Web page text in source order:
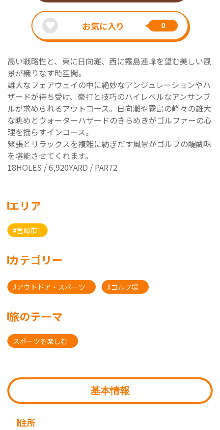
お気に入り 0
高い戦略性と、東に日向灘、西に霧島連峰を望む美しい風
景が織りなす時空間。
雄大なフェアウェイの中に絶妙なアンジュレーションやハ
ザードが待ち受け、豪打と技巧のハイレベルなアンサンブ
ルが求められるアウトコース。日向灘や霧島の峰々の雄大
な眺めとウォーターハザードのきらめきがゴルファーの心
理を揺らすインコース。
緊張とリラックスを複雑に紡ぎだす風景がゴルフの醍醐味
を堪能させてくれます。
18HOLES / 6,920YARD / PAR72
エリア
#宮崎市
カテゴリー
#アウトドア・スポーツ #ゴルフ場
旅のテーマ
スポーツを楽しむ
基本情報
住所